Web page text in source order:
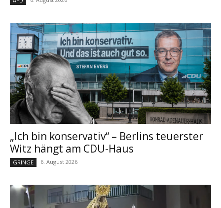
„Ich bin konservativ“ – Berlins teuerster
Witz hängt am CDU-Haus
GRINGE 6. August 2026